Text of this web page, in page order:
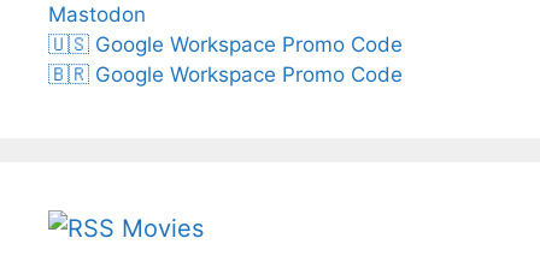
Mastodon
🇺🇸 Google Workspace Promo Code
🇧🇷 Google Workspace Promo Code
Movies